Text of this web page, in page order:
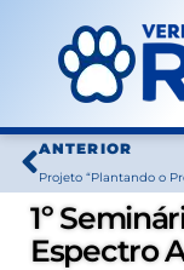
conteúdo
Prev
ANTERIOR
1º
Espectro